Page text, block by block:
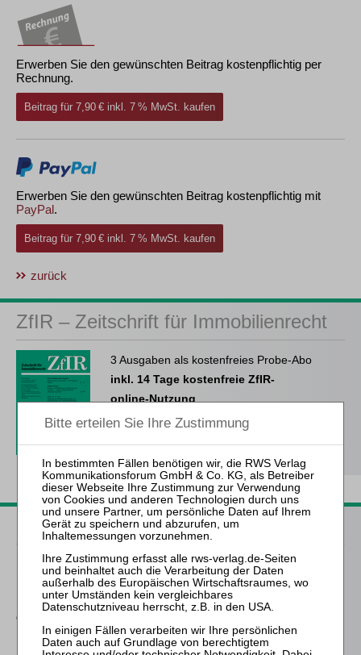
Erwerben Sie den gewünschten Beitrag kostenpflichtig per
Rechnung.
Beitrag für 7,90 € inkl. 7 % MwSt. kaufen
Erwerben Sie den gewünschten Beitrag kostenpflichtig mit
PayPal.
Beitrag für 7,90 € inkl. 7 % MwSt. kaufen
zurück
ZfIR – Zeitschrift für Immobilienrecht
3 Ausgaben als kostenfreies Probe-Abo
inkl. 14 Tage kostenfreie ZfIR-
online-Nutzung
Probe-Abo bestellen
Passende Bücher
Schröder
Die Reform des
Eigenkapitalersatzrechts
durch das MoMiG
Frind (Hrsg.)